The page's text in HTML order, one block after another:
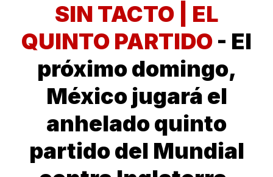
SIN TACTO | EL
QUINTO PARTIDO - El
próximo domingo,
México jugará el
anhelado quinto
partido del Mundial